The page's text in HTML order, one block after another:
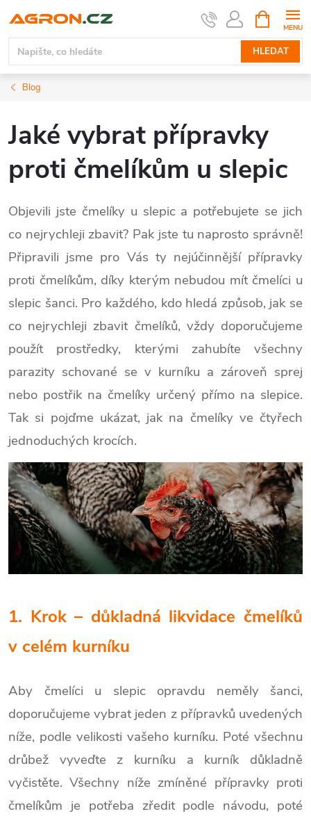
na
obsah
HLEDAT
NÁKUPNÍ
KOŠÍK
Blog
Jaké vybrat přípravky
proti čmelíkům u slepic
Objevili jste čmelíky u slepic a potřebujete se jich
co nejrychleji zbavit? Pak jste tu naprosto správně!
Připravili jsme pro Vás ty nejúčinnější přípravky
proti čmelíkům, díky kterým nebudou mít čmelíci u
slepic šanci. Pro každého, kdo hledá způsob, jak se
co nejrychleji zbavit čmelíků, vždy doporučujeme
použít prostředky, kterými zahubíte všechny
parazity schované se v kurníku a zároveň sprej
nebo postřik na čmelíky určený přímo na slepice.
Tak si pojďme ukázat, jak na čmelíky ve čtyřech
jednoduchých krocích.
1. Krok – důkladná likvidace čmelíků
v celém kurníku
Aby čmelíci u slepic opravdu neměly šanci,
doporučujeme vybrat jeden z přípravků uvedených
níže, podle velikosti vašeho kurníku. Poté všechnu
drůbež vyveďte z kurníku a kurník důkladně
vyčistěte. Všechny níže zmíněné přípravky proti
čmelíkům je potřeba zředit podle návodu, poté